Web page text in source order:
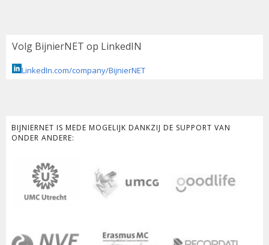
Volg BijnierNET op LinkedIN
LinkedIn.com/company/BijnierNET
BIJNIERNET IS MEDE MOGELIJK DANKZIJ DE SUPPORT VAN
ONDER ANDERE: